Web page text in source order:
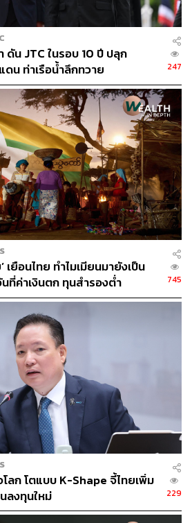
ปรับลดดอกเบี้ยตามในรอบนี้
เปราะบางจึงต้องเข้ามาช่วยกระตุ้น
ละมองว่าผลประกอบการกลุ่ม
บบชะลอตัวลงเล็กน้อยเมื่อเทียบ
ผู้จัดการฝ่ายวิเคราะห์พื้นฐาน กลุ่ม
บล.บัวหลวง กล่าวว่า หุ้นอีก 2 กลุ่มที่
ารปรับลดดอกเบี้ยครั้งนี้คือ กลุ่มโรง
ราคาพื้นฐานที่น่าจะได้รับการปรับ
วิธีคิดลดกระแสเงินสด (DCF) ขณะ
รงการใหม่ๆ จะมีต้นทุนการเงินที่ต่ำ
ค่าจากราว 36 บาทต่อดอลลาร์มาสู่
ป็นอีกปัจจัยหนุนต่อหุ้นกลุ่มโรงไฟฟ้า
ต้นทุนราคาก๊าซธรรมชาติ (LNG) ลด
ต่อ 1 ล้านบีทียู
THE STANDARD WEALTH
คุณสะดวกหรือใช้งานอยู่แล้วได้เลย
ไทย
พิริยพล คงวาณิช
ดัน JTC ในรอบ 10 ปี ปลุก
ดน ท่าเรือน้ำลึกทวาย
247
เยือนไทย ทำไมเมียนมายังเป็น
ที่ค่าเงินตก ทุนสำรองต่ำ
745
ลก โตแบบ K-Shape จี้ไทยเพิ่ม
ลงทุนใหม่
229